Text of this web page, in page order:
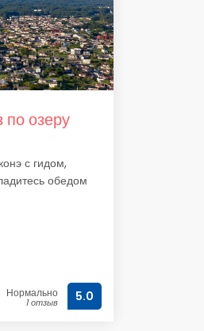
по озеру
с гидом,
обедом
Нормально
1 отзыв 5.0